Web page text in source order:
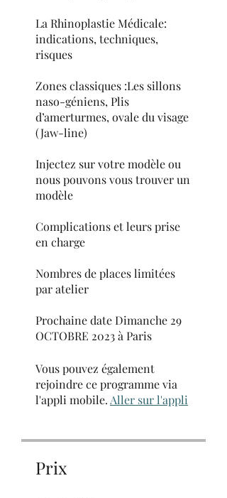
La Rhinoplastie Médicale:
indications, techniques,
risques
Zones classiques :Les sillons
naso-géniens, Plis
d’amerturmes, ovale du visage
(Jaw-line)
Injectez sur votre modèle ou
nous pouvons vous trouver un
modèle
Complications et leurs prise
en charge
Nombres de places limitées
par atelier
Prochaine date Dimanche 29
Vous pouvez également
rejoindre ce programme via
l'appli mobile. Aller sur l'appli
Prix